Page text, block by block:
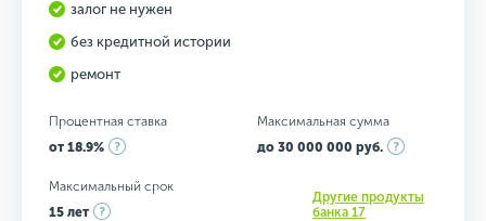
залог не нужен
без кредитной истории
ремонт
Процентная ставка
от 18.9%
Максимальная сумма
до 30 000 000 руб.
Максимальный срок
15 лет
Другие продукты
банка 17